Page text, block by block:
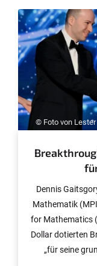
© Foto von
Dennis
Mathematik
for Mathematics
Dollar dotierten
„für seine